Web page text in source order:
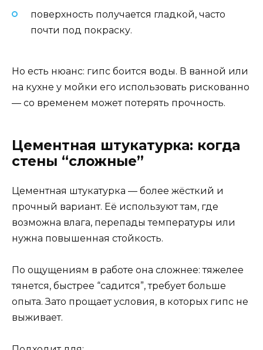
поверхность получается гладкой, часто
почти под покраску.
Но есть нюанс: гипс боится воды. В ванной или
на кухне у мойки его использовать рискованно
— со временем может потерять прочность.
Цементная штукатурка: когда
стены “сложные”
Цементная штукатурка — более жёсткий и
прочный вариант. Её используют там, где
возможна влага, перепады температуры или
нужна повышенная стойкость.
По ощущениям в работе она сложнее: тяжелее
тянется, быстрее “садится”, требует больше
опыта. Зато прощает условия, в которых гипс не
выживает.